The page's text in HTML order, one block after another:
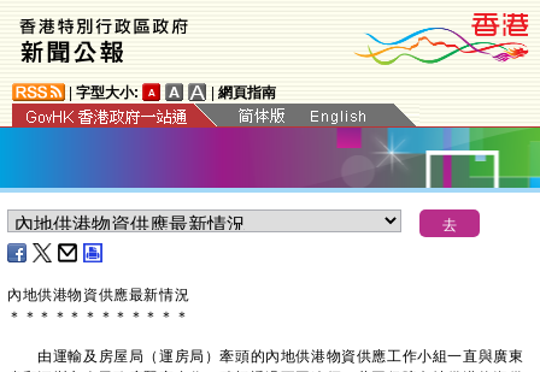
字型大小: 網頁指南
內地供港物資供應最新情況
＊ ＊ ＊ ＊ ＊ ＊ ＊ ＊ ＊ ＊ ＊ ＊
由運輸及房屋局（運房局）牽頭的內地供港物資供應工作小組一直與廣東